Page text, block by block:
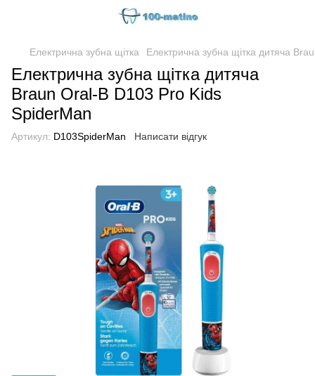
Електрична зубна щітка Електрична зубна щітка дитяча
Електрична зубна щітка дитяча
Braun Oral-B D103 Pro Kids
SpiderMan
Артикул: D103SpiderMan Написати відгук